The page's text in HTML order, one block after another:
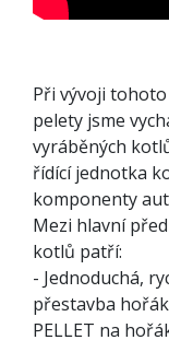
Při vývoji
pelety jsme
vyráběných
řídící jednotka
komponenty
Mezi hlavní
kotlů patří:
- Jednoduchá,
přestavba
PELLET na